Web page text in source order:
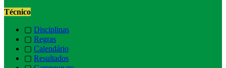
Técnico
▢ Disciplinas
▢ Regras
▢ Calendário
▢ Resultados